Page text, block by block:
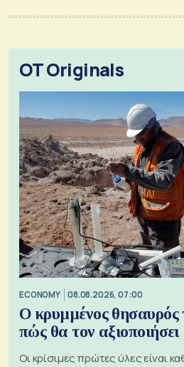
OT Originals
ECONOMY 08.08.2026, 07:00
Ο κρυμμένος θησαυρός
πώς θα τον
Οι κρίσιμες πρώτες ύλες είναι